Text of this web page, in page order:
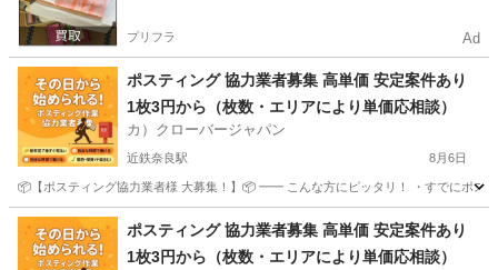
プリフラ Ad
ポスティング 協力業者募集 高単価 安定案件あり
1枚3円から（枚数・エリアにより単価応相談）
カ）クローバージャパン
近鉄奈良駅 8月6日
📦【ポスティング協力業者様 大募集！】📦 ━━ こんな方にピッタリ！ ・すでにポス
奈良 奈良市 近鉄奈良駅 軽作業 業務委託契約
ポスティング 協力業者募集 高単価 安定案件あり
1枚3円から（枚数・エリアにより単価応相談）